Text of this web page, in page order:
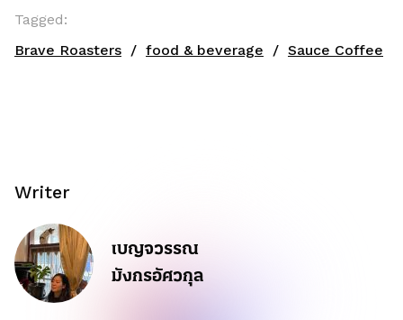
Tagged:
Brave Roasters
food & beverage Sauce Coffee
Writer
เบญจวรรณ
มังกรอัศวกุล